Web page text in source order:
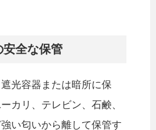
安全な保管
光容器または暗所に保
カリ、テレビン、石鹸、
い匂いから離して保管す